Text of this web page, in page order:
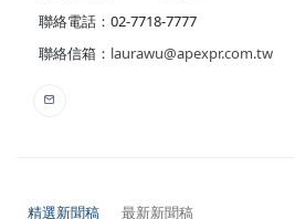
聯絡電話：02-7718-7777
聯絡信箱： laurawu@apexpr.com.tw
精選新聞稿 最新新聞稿